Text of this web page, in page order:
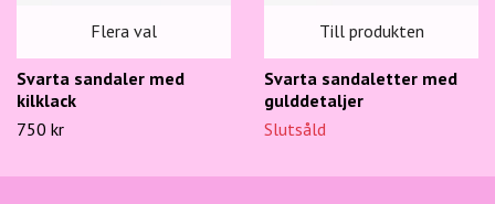
Flera val
Svarta sandaler med
kilklack
750 kr
Till produkten
Svarta sandaletter med
gulddetaljer
Slutsåld